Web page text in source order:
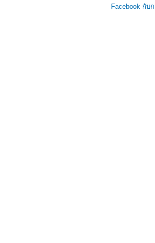
Facebook กับ